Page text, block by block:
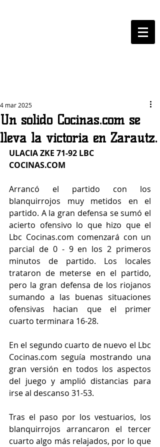
Un sólido Cocinas.com se
lleva la victoria en Zarautz.
4 mar 2025
ULACIA ZKE 71-92 LBC
COCINAS.COM
Arrancó el partido con los
blanquirrojos muy metidos en el
partido. A la gran defensa se sumó el
acierto ofensivo lo que hizo que el
Lbc Cocinas.com comenzará con un
parcial de 0 - 9 en los 2 primeros
minutos de partido. Los locales
trataron de meterse en el partido,
pero la gran defensa de los riojanos
sumando a las buenas situaciones
ofensivas hacian que el primer
cuarto terminara 16-28.
En el segundo cuarto de nuevo el Lbc
Cocinas.com seguía mostrando una
gran versión en todos los aspectos
del juego y amplió distancias para
irse al descanso 31-53.
Tras el paso por los vestuarios, los
blanquirrojos arrancaron el tercer
cuarto algo más relajados, por lo que